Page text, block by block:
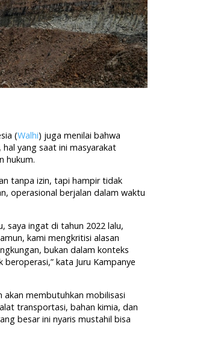
(Walhi) juga menilai bahwa
yang saat ini masyarakat
hukum.
tanpa izin, tapi hampir tidak
operasional berjalan dalam waktu
saya ingat di tahun 2022 lalu,
kami mengkritisi alasan
bukan dalam konteks
kata Juru Kampanye
membutuhkan mobilisasi
transportasi, bahan kimia, dan
besar ini nyaris mustahil bisa